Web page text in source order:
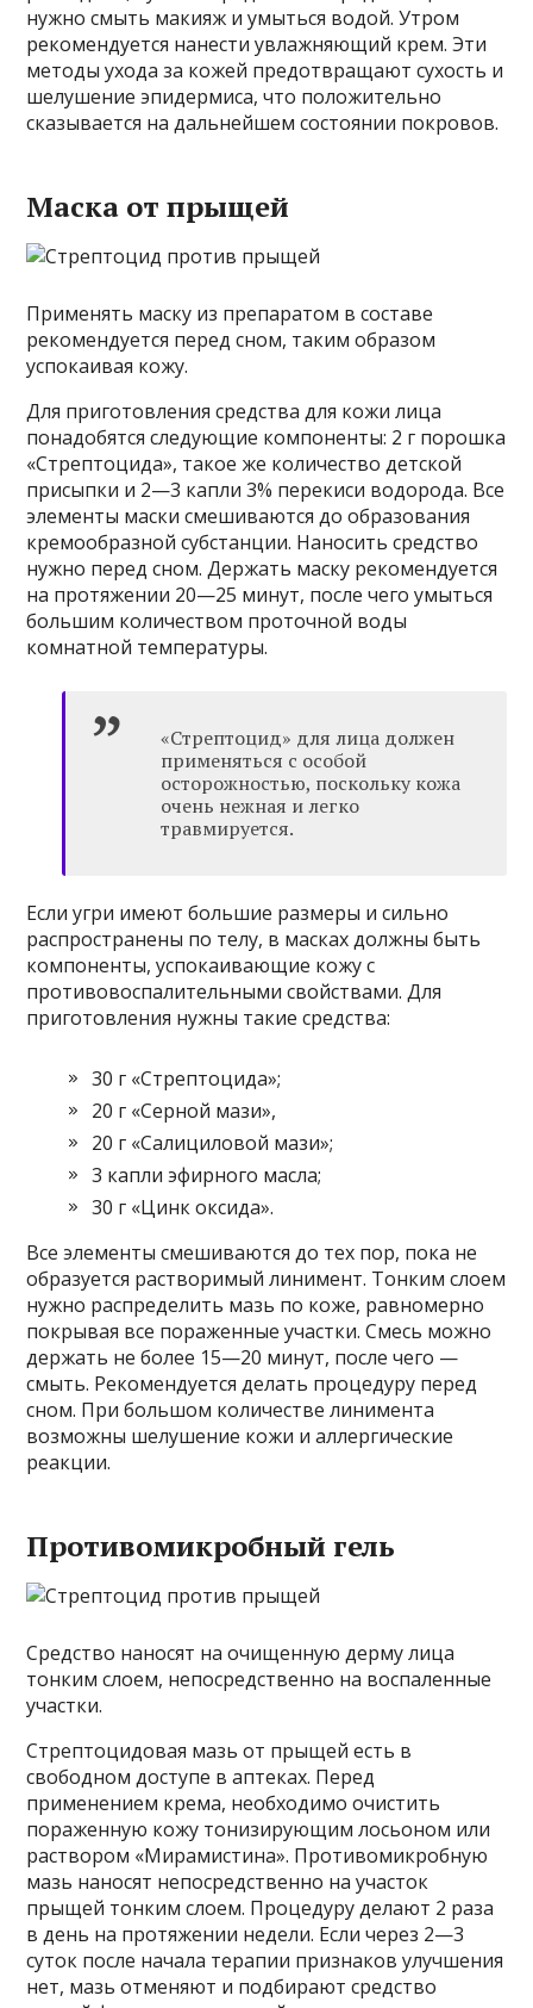
нужно смыть макияж и умыться водой. Утром
рекомендуется нанести увлажняющий крем. Эти
методы ухода за кожей предотвращают сухость и
шелушение эпидермиса, что положительно
сказывается на дальнейшем состоянии покровов.
Маска от прыщей
Применять маску из препаратом в составе
рекомендуется перед сном, таким образом
успокаивая кожу.
Для приготовления средства для кожи лица
понадобятся следующие компоненты: 2 г порошка
«Стрептоцида», такое же количество детской
присыпки и 2—3 капли 3% перекиси водорода. Все
элементы маски смешиваются до образования
кремообразной субстанции. Наносить средство
нужно перед сном. Держать маску рекомендуется
на протяжении 20—25 минут, после чего умыться
большим количеством проточной воды
комнатной температуры.
«Стрептоцид» для лица должен
применяться с особой
осторожностью, поскольку кожа
очень нежная и легко
травмируется.
Если угри имеют большие размеры и сильно
распространены по телу, в масках должны быть
компоненты, успокаивающие кожу с
противовоспалительными свойствами. Для
приготовления нужны такие средства:
30 г «Стрептоцида»;
20 г «Серной мази»,
20 г «Салициловой мази»;
3 капли эфирного масла;
30 г «Цинк оксида».
Все элементы смешиваются до тех пор, пока не
образуется растворимый линимент. Тонким слоем
нужно распределить мазь по коже, равномерно
покрывая все пораженные участки. Смесь можно
держать не более 15—20 минут, после чего —
смыть. Рекомендуется делать процедуру перед
сном. При большом количестве линимента
возможны шелушение кожи и аллергические
реакции.
Противомикробный гель
Средство наносят на очищенную дерму лица
тонким слоем, непосредственно на воспаленные
участки.
Стрептоцидовая мазь от прыщей есть в
свободном доступе в аптеках. Перед
применением крема, необходимо очистить
пораженную кожу тонизирующим лосьоном или
раствором «Мирамистина». Противомикробную
мазь наносят непосредственно на участок
прыщей тонким слоем. Процедуру делают 2 раза
в день на протяжении недели. Если через 2—3
суток после начала терапии признаков улучшения
нет, мазь отменяют и подбирают средство